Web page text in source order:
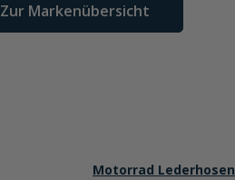
Zur Markenübersicht
Motorrad Lederhosen